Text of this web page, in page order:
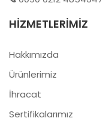
HIZMETLERIMIZ
Hakkımızda
Ürünlerimiz
İhracat
Sertifikalarımız